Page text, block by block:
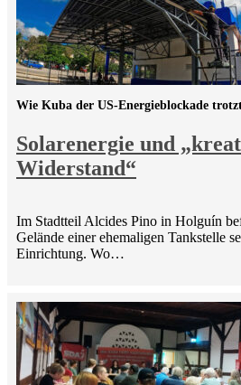
Solarenergie und
Widerstand“
Wie Kuba der US-Energieblockade
Im Stadtteil Alcides Pino in Holguín
Gelände einer ehemaligen Tankstelle
Einrichtung. Wo…